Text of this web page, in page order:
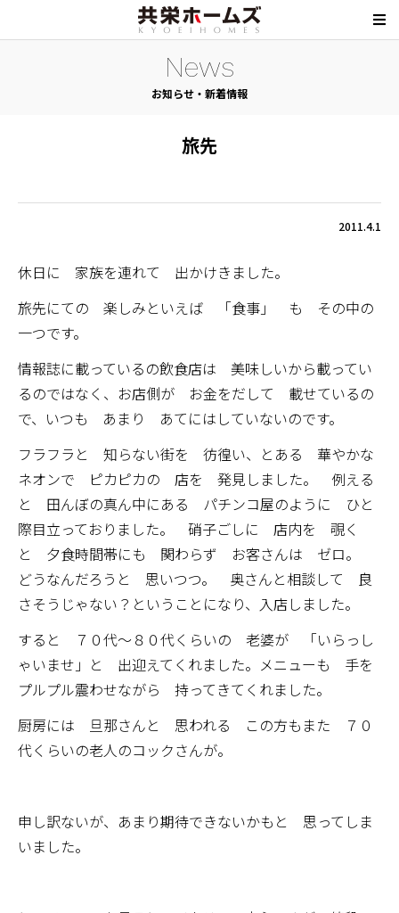
News
お知らせ・新着情報
旅先
2011.4.1
休日に 家族を連れて 出かけきました。
旅先にての 楽しみといえば 「食事」 も その中の
一つです。
情報誌に載っているの飲食店は 美味しいから載ってい
るのではなく、お店側が お金をだして 載せているの
で、いつも あまり あてにはしていないのです。
フラフラと 知らない街を 彷徨い、とある 華やかな
ネオンで ピカピカの 店を 発見しました。 例える
と 田んぼの真ん中にある パチンコ屋のように ひと
際目立っておりました。 硝子ごしに 店内を 覗く
と 夕食時間帯にも 関わらず お客さんは ゼロ。
どうなんだろうと 思いつつ。 奥さんと相談して 良
さそうじゃない？ということになり、入店しました。
すると ７０代～８０代くらいの 老婆が 「いらっし
ゃいませ」と 出迎えてくれました。メニューも 手を
プルプル震わせながら 持ってきてくれました。
厨房には 旦那さんと 思われる この方もまた ７０
代くらいの老人のコックさんが。
申し訳ないが、あまり期待できないかもと 思ってしま
いました。